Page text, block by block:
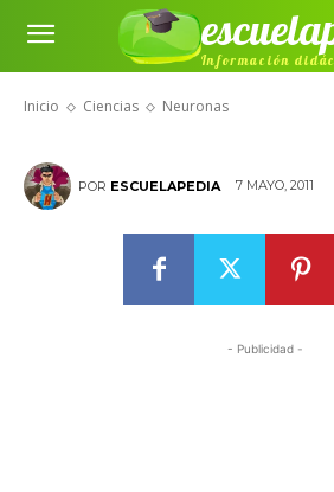
Información
Inicio Ciencias Neuronas
Neuronas
POR ESCUELAPEDIA 7 MAYO, 2011
- Publicidad -